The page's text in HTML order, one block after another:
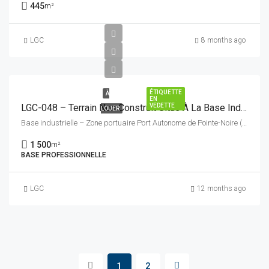
445m²
LGC 8 months ago
ÉTIQUETTE
EN
VEDETTE
À
LOUER LGC-048 – Terrain Non Construit Situé À La Base Industrielle
Base industrielle – Zone portuaire Port Autonome de Pointe-Noire (PAPN) Pointe-Noire, République du Congo
1 500m²
BASE PROFESSIONNELLE
LGC 12 months ago
1 2